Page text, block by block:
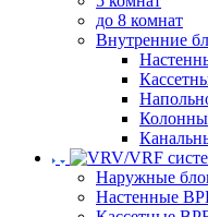
до 8 комнат
Внутренние
Наружные
Настенные